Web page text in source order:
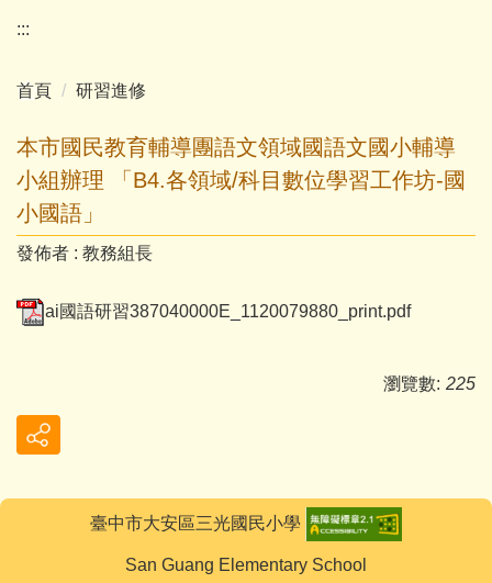
:::
首頁 研習進修
本市國民教育輔導團語文領域國語文國小輔導
小組辦理 「B4.各領域/科目數位學習工作坊-國
小國語」
發佈者 : 教務組長
ai國語研習387040000E_1120079880_print.pdf
瀏覽數: 225
臺中市大安區三光國民小學
San Guang Elementary School